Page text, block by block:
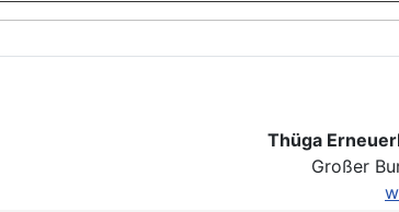
Thüga
Großer